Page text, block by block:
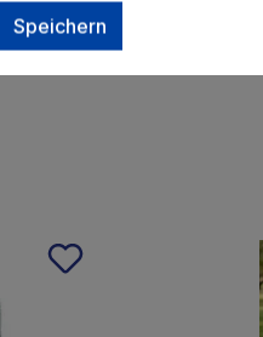
Speichern